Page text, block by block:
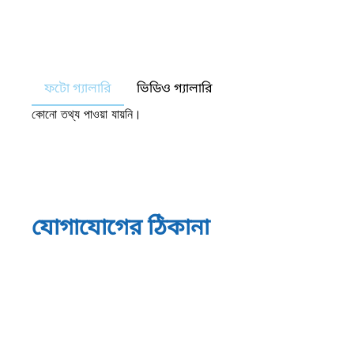
ফটো গ্যালারি ভিডিও গ্যালারি
কোনো তথ্য পাওয়া যায়নি।
যোগাযোগের ঠিকানা